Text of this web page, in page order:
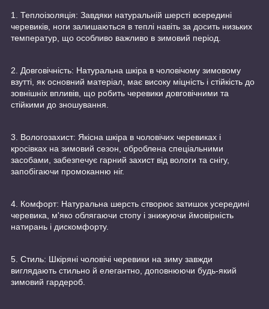
1. Теплоізоляція: Завдяки натуральній шерсті всередині
черевиків, ноги залишаються в теплі навіть за досить низьких
температур, що особливо важливо в зимовий період.
2. Довговічність: Натуральна шкіра в чоловічому зимовому
взутті, як основний матеріал, має високу міцність і стійкість до
зовнішніх впливів, що робить черевики довговічними та
стійкими до зношування.
3. Вологозахист: Якісна шкіра в чоловічих черевиках і
кросівках на зимовий сезон, оброблена спеціальними
засобами, забезпечує гарний захист від вологи та снігу,
запобігаючи промоканню ніг.
4. Комфорт: Натуральна шерсть створює затишок усередині
черевика, м'яко облягаючи стопу і знижуючи ймовірність
натирань і дискомфорту.
5. Стиль: Шкіряні чоловічі черевики на зиму завжди
виглядають стильно й елегантно, доповнюючи будь-який
зимовий гардероб.